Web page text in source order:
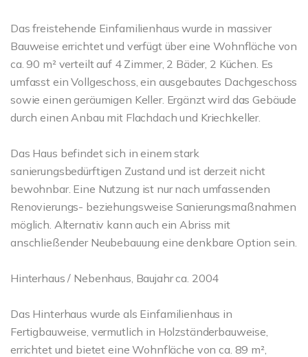
Das freistehende Einfamilienhaus wurde in massiver
Bauweise errichtet und verfügt über eine Wohnfläche von
ca. 90 m² verteilt auf 4 Zimmer, 2 Bäder, 2 Küchen. Es
umfasst ein Vollgeschoss, ein ausgebautes Dachgeschoss
sowie einen geräumigen Keller. Ergänzt wird das Gebäude
durch einen Anbau mit Flachdach und Kriechkeller.
Das Haus befindet sich in einem stark
sanierungsbedürftigen Zustand und ist derzeit nicht
bewohnbar. Eine Nutzung ist nur nach umfassenden
Renovierungs- beziehungsweise Sanierungsmaßnahmen
möglich. Alternativ kann auch ein Abriss mit
anschließender Neubebauung eine denkbare Option sein.
Hinterhaus / Nebenhaus, Baujahr ca. 2004
Das Hinterhaus wurde als Einfamilienhaus in
Fertigbauweise, vermutlich in Holzständerbauweise,
errichtet und bietet eine Wohnfläche von ca. 89 m²,